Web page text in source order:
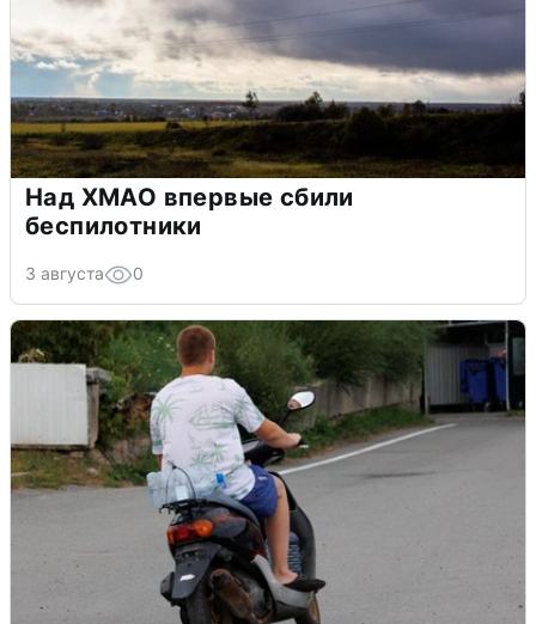
Над ХМАО впервые сбили
беспилотники
3 августа 0